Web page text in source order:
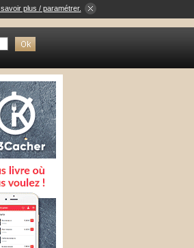
savoir plus / paramétrer.